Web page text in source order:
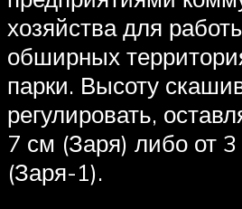
хозяйства для
обширных
парки. Высоту
регулировать,
7 см (Заря) либо от
(Заря-1).